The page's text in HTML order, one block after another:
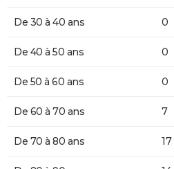
De 30 à 40 ans 0
De 40 à 50 ans 0
De 50 à 60 ans 0
De 60 à 70 ans 7
De 70 à 80 ans 17